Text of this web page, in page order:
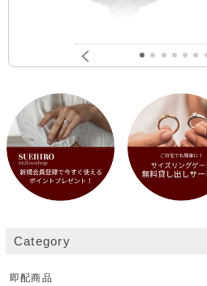
Category
即配商品